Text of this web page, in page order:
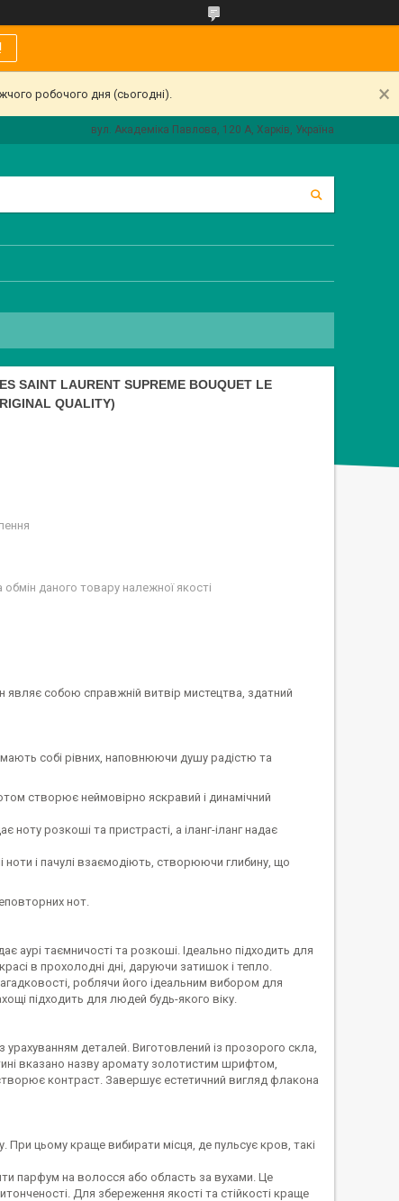
робочого дня (сьогодні).
вул. Академіка Павлова, 120 А, Харків, Україна
LAURENT SUPREME BOUQUET LE
QUALITY)
даного товару належної якості
являє собою справжній витвір мистецтва, здатний
собі рівних, наповнюючи душу радістю та
створює неймовірно яскравий і динамічний
ноту розкоші та пристрасті, а іланг-іланг надає
ноти і пачулі взаємодіють, створюючи глибину, що
нот.
аурі таємничості та розкоші. Ідеально підходить для
в прохолодні дні, даруючи затишок і тепло.
роблячи його ідеальним вибором для
підходить для людей будь-якого віку.
деталей. Виготовлений із прозорого скла,
вказано назву аромату золотистим шрифтом,
контраст. Завершує естетичний вигляд флакона
цьому краще вибирати місця, де пульсує кров, такі
парфум на волосся або область за вухами. Це
Для збереження якості та стійкості краще